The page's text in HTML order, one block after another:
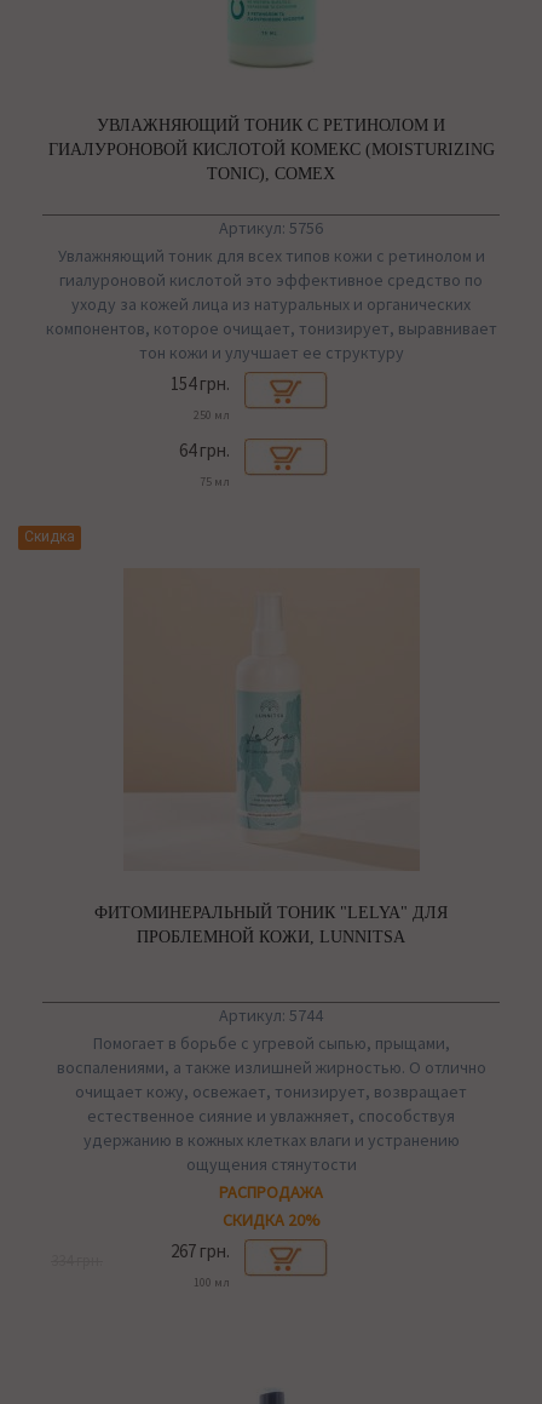
УВЛАЖНЯЮЩИЙ ТОНИК С РЕТИНОЛОМ И
ГИАЛУРОНОВОЙ КИСЛОТОЙ КОМЕКС (MOISTURIZING
TONIC), COMEX
Артикул: 5756
Увлажняющий тоник для всех типов кожи с ретинолом и
гиалуроновой кислотой это эффективное средство по
уходу за кожей лица из натуральных и органических
компонентов, которое очищает, тонизирует, выравнивает
тон кожи и улучшает ее структуру
154 грн.
250 мл
64 грн.
75 мл
Скидка
ФИТОМИНЕРАЛЬНЫЙ ТОНИК "LELYA" ДЛЯ
ПРОБЛЕМНОЙ КОЖИ, LUNNITSA
Артикул: 5744
Помогает в борьбе с угревой сыпью, прыщами,
воспалениями, а также излишней жирностью. О отлично
очищает кожу, освежает, тонизирует, возвращает
естественное сияние и увлажняет, способствуя
удержанию в кожных клетках влаги и устранению
ощущения стянутости
РАСПРОДАЖА
СКИДКА 20%
267 грн.
100 мл